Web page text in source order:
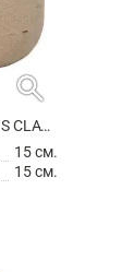
search
КАШПО ROUGH CHARLIE S CLAY WASHED
15 см.
15 см.